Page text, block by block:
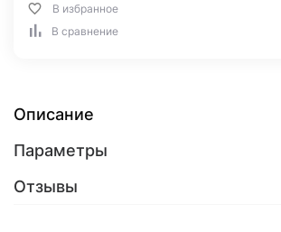
В избранное
В сравнение
Описание
Параметры
Отзывы